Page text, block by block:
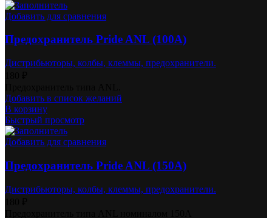
Добавить для сравнения
Предохранитель Pride ANL (100A)
Дистрибьюторы, колбы, клеммы, предохранители.
Добавить в список желаний
В корзину
Быстрый просмотр
Добавить для сравнения
Предохранитель Pride ANL (150A)
Дистрибьюторы, колбы, клеммы, предохранители.